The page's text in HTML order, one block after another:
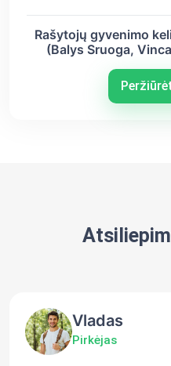
Rašytojų gyvenimo
(Balys Sruoga,
Vladas
Pirkėjas